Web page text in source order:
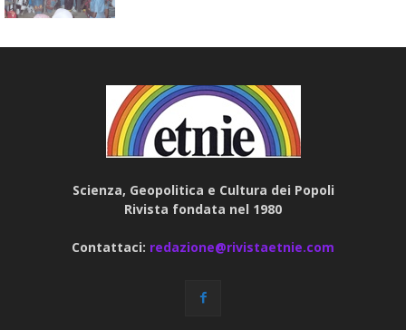
Scienza, Geopolitica e Cultura dei Popoli
Rivista fondata nel 1980
Contattaci: redazione@rivistaetnie.com